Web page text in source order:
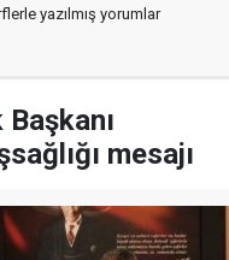
yazılmış yorumlar
mesajı